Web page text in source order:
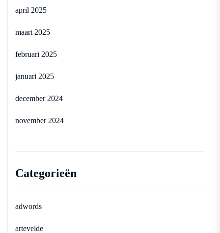
april 2025
maart 2025
februari 2025
januari 2025
december 2024
november 2024
Categorieën
adwords
artevelde